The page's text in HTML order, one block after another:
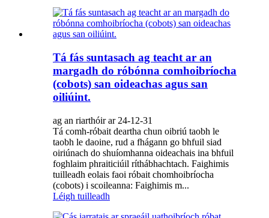
Tá fás suntasach ag teacht ar an
margadh do róbónna comhoibríocha
(cobots) san oideachas agus san
oiliúint.
ag an riarthóir ar 24-12-31
Tá comh-róbait deartha chun oibriú taobh le
taobh le daoine, rud a fhágann go bhfuil siad
oiriúnach do shuíomhanna oideachais ina bhfuil
foghlaim phraiticiúil ríthábhachtach. Faighimis
tuilleadh eolais faoi róbait chomhoibríocha
(cobots) i scoileanna: Faighimis m...
Léigh tuilleadh